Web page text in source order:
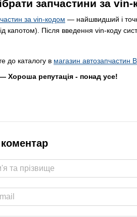
запчастини за
за vin-кодом — найшвидший і
капотом). Після введення vin-коду
до каталогу в магазин автозапчастин
Хороша репутація - понад усе!